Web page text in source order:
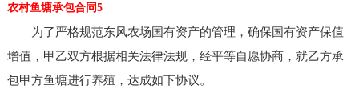
农村鱼塘承包合同5
为了严格规范东风农场国有资产的管理，确保国有资产保值
增值，甲乙双方根据相关法律法规，经平等自愿协商，就乙方承
包甲方鱼塘进行养殖，达成如下协议。